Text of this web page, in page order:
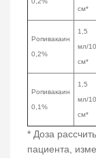
см*
Ропивакаин
0,2%
1,5
мл/10
см*
Ропивакаин
0,1%
1,5
мл/10
см*
* Доза
пациента,